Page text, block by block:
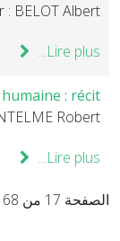
: BELOT Albert
Lire plus...
: récit
Robert
Lire plus...
الصفحة 17 من 168 النتائج 321 - 340 من 3342